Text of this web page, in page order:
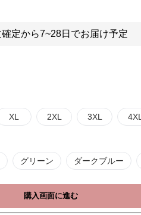
確定から7~28日でお届け予定
XL 2XL 3XL 4XL
グリーン ダークブルー
購入画面に進む